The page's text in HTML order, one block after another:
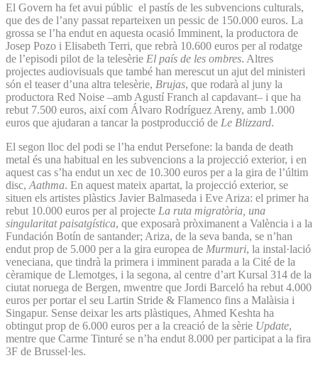
El Govern ha fet avui públic el pastís de les subvencions culturals,
que des de l’any passat reparteixen un pessic de 150.000 euros. La
grossa se l’ha endut en aquesta ocasió Imminent, la productora de
Josep Pozo i Elisabeth Terri, que rebrà 10.600 euros per al rodatge
de l’episodi pilot de la telesèrie El país de les ombres. Altres
projectes audiovisuals que també han merescut un ajut del ministeri
són el teaser d’una altra telesèrie, Brujas, que rodarà al juny la
productora Red Noise –amb Agustí Franch al capdavant– i que ha
rebut 7.500 euros, així com Álvaro Rodríguez Areny, amb 1.000
euros que ajudaran a tancar la postproducció de Le Blizzard.
El segon lloc del podi se l’ha endut Persefone: la banda de death
metal és una habitual en les subvencions a la projecció exterior, i en
aquest cas s’ha endut un xec de 10.300 euros per a la gira de l’últim
disc, Aathma. En aquest mateix apartat, la projecció exterior, se
situen els artistes plàstics Javier Balmaseda i Eve Ariza: el primer ha
rebut 10.000 euros per al projecte La ruta migratòria, una
singularitat paisatgística, que exposarà pròximanent a València i a la
Fundación Botín de santander; Ariza, de la seva banda, se n’han
endut prop de 5.000 per a la gira europea de Murmuri, la instal·lació
veneciana, que tindrà la primera i imminent parada a la Cité de la
cèramique de Llemotges, i la segona, al centre d’art Kursal 314 de la
ciutat noruega de Bergen, mwentre que Jordi Barceló ha rebut 4.000
euros per portar el seu Lartin Stride & Flamenco fins a Malàisia i
Singapur. Sense deixar les arts plàstiques, Ahmed Keshta ha
obtingut prop de 6.000 euros per a la creació de la sèrie Update,
mentre que Carme Tinturé se n’ha endut 8.000 per participat a la fira
3F de Brussel·les.